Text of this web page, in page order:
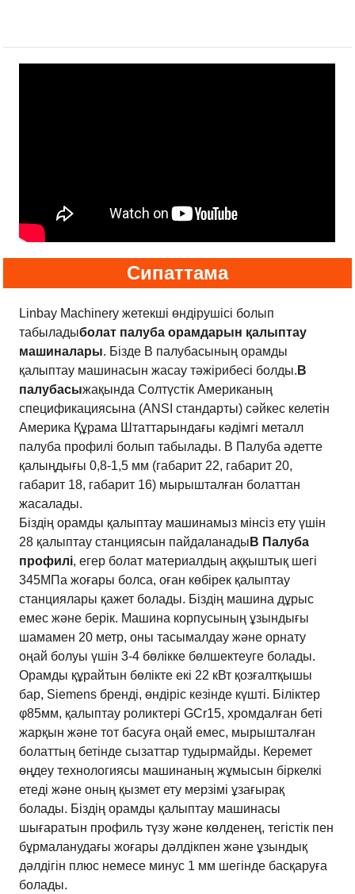
Сипаттама
Linbay Machinery жетекші өндірушісі болып
табыладыболат палуба орамдарын қалыптау
машиналары. Бізде B палубасының орамды
қалыптау машинасын жасау тәжірибесі болды. B
палубасыжақында Солтүстік Американың
спецификациясына (ANSI стандарты) сәйкес келетін
Америка Құрама Штаттарындағы кәдімгі металл
палуба профилі болып табылады. B Палуба әдетте
қалыңдығы 0,8-1,5 мм (габарит 22, габарит 20,
габарит 18, габарит 16) мырышталған болаттан
жасалады.
Біздің орамды қалыптау машинамыз мінсіз ету үшін
28 қалыптау станциясын пайдаланады B Палуба
профилі, егер болат материалдың аққыштық шегі
345МПа жоғары болса, оған көбірек қалыптау
станциялары қажет болады. Біздің машина дұрыс
емес және берік. Машина корпусының ұзындығы
шамамен 20 метр, оны тасымалдау және орнату
оңай болуы үшін 3-4 бөлікке бөлшектеуге болады.
Орамды құрайтын бөлікте екі 22 кВт қозғалтқышы
бар, Siemens бренді, өндіріс кезінде күшті. Біліктер
φ85мм, қалыптау роликтері GCr15, хромдалған беті
жарқын және тот басуға оңай емес, мырышталған
болаттың бетінде сызаттар тудырмайды. Керемет
өңдеу технологиясы машинаның жұмысын біркелкі
етеді және оның қызмет ету мерзімі ұзағырақ
болады. Біздің орамды қалыптау машинасы
шығаратын профиль түзу және көлденең, тегістік пен
бұрмаланудағы жоғары дәлдікпен және ұзындық
дәлдігін плюс немесе минус 1 мм шегінде басқаруға
болады.